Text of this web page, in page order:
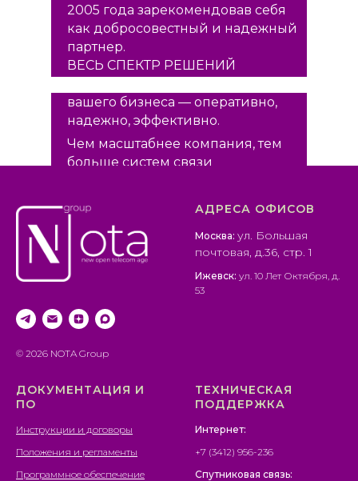
2005 года зарекомендовав себя
как добросовестный и надежный
партнер.
ВЕСЬ СПЕКТР РЕШЕНИЙ
вашего бизнеса — оперативно,
надежно, эффективно.
Чем масштабнее компания, тем
больше систем связи
создавая более высокие
требования к их структуре.
NOTA Group представит все
виды связи от единого
© 2026 NOTA Group
АДРЕСА ОФИСОВ
Москва: ул. Большая
почтовая, д.36, стр. 1
Ижевск: ул. 10 Лет Октября, д.
53
ДОКУМЕНТАЦИЯ И
ПО
Инструкции и договоры
Положения и регламенты
Программное обеспечение
ТЕХНИЧЕСКАЯ
ПОДДЕРЖКА
Интернет:
+7 (3412) 956-236
Спутниковая связь: